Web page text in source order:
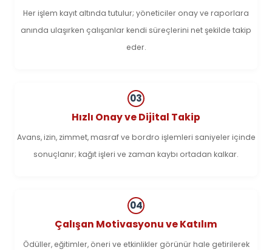
Her işlem kayıt altında tutulur; yöneticiler onay ve raporlara
anında ulaşırken çalışanlar kendi süreçlerini net şekilde takip
eder.
03
Hızlı Onay ve Dijital Takip
Avans, izin, zimmet, masraf ve bordro işlemleri saniyeler içinde
sonuçlanır; kağıt işleri ve zaman kaybı ortadan kalkar.
04
Çalışan Motivasyonu ve Katılım
Ödüller, eğitimler, öneri ve etkinlikler görünür hale getirilerek